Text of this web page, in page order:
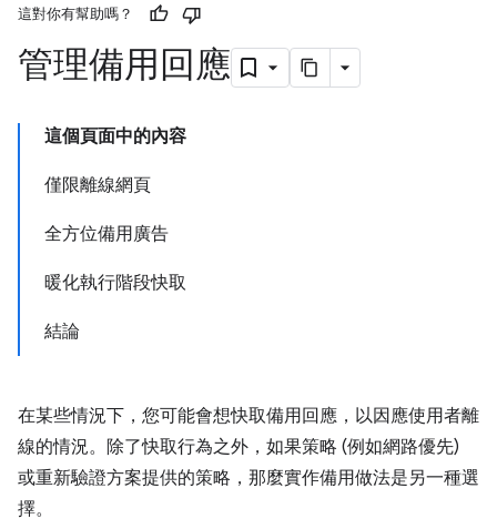
這對你有幫助嗎？
管理備用回應
這個頁面中的內容
僅限離線網頁
全方位備用廣告
暖化執行階段快取
結論
在某些情況下，您可能會想快取備用回應，以因應使用者離
線的情況。除了快取行為之外，如果策略 (例如網路優先)
或重新驗證方案提供的策略，那麼實作備用做法是另一種選
擇。